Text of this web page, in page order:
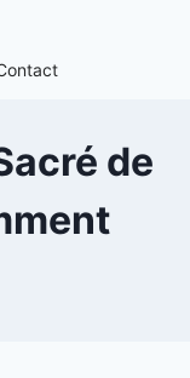
de